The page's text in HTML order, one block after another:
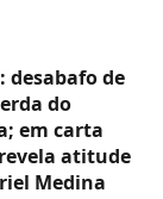
desabafo de
do
em carta
atitude
Medina